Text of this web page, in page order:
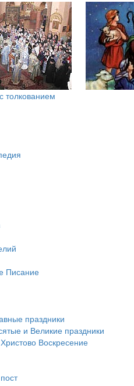
толкованием
Писание
праздники
и Великие праздники
Воскресение